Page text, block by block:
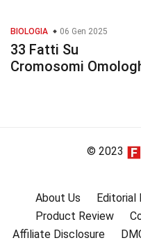
BIOLOGIA 06 Gen 2025
33 Fatti Su
Cromosomi
© 2023
About Us Editorial
Product Review
Affiliate Disclosure